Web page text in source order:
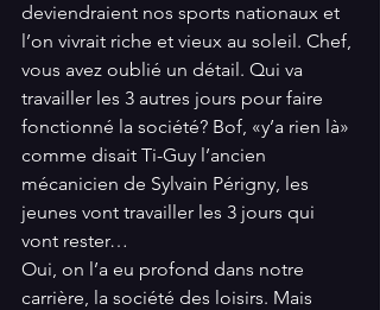
deviendraient nos sports nationaux et
l’on vivrait riche et vieux au soleil. Chef,
vous avez oublié un détail. Qui va
travailler les 3 autres jours pour faire
fonctionné la société? Bof, «y’a rien là»
comme disait Ti-Guy l’ancien
mécanicien de Sylvain Périgny, les
jeunes vont travailler les 3 jours qui
vont rester…
Oui, on l’a eu profond dans notre
carrière, la société des loisirs. Mais